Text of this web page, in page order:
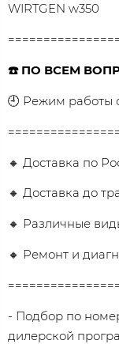
WIRTGEN w350
☎️ ПО ВСЕМ
🕘 Режим работы
🔸 Доставка по
🔸 Доставка до
🔸 Различные
🔸 Ремонт и
- Подбор по
дилерской